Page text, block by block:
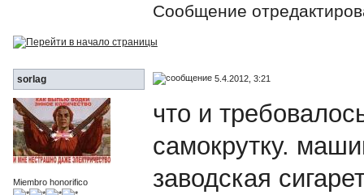
Сообщение
sorlag 5.4.2012, 3:21
Miembro honorifico
что и
самокрутку.
заводская